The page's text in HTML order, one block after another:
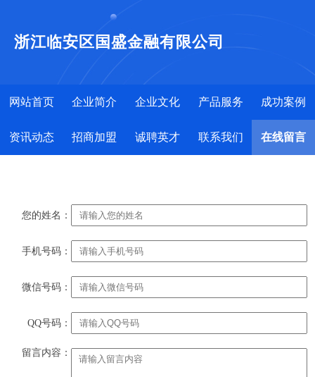
浙江临安区国盛金融有限公司
网站首页 企业简介 企业文化 产品服务 成功案例
资讯动态 招商加盟 诚聘英才 联系我们 在线留言
您的姓名：
手机号码：
微信号码：
QQ号码：
留言内容：